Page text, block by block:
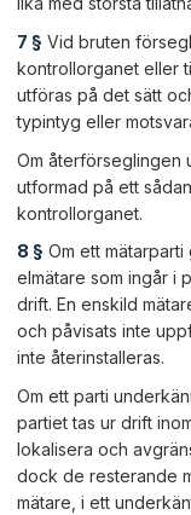
7 § Vid bruten
kontrollorganet eller
utföras på det sätt
typintyg eller
Om återförseglingen
utformad på ett
kontrollorganet.
8 § Om ett
elmätare som ingår i
drift. En enskild
och påvisats inte
inte återinstalleras.
Om ett parti
partiet tas ur drift
lokalisera och
dock de resterande
mätare, i ett